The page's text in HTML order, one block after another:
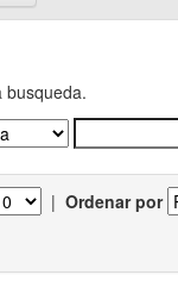
busqueda.
| Ordenar por